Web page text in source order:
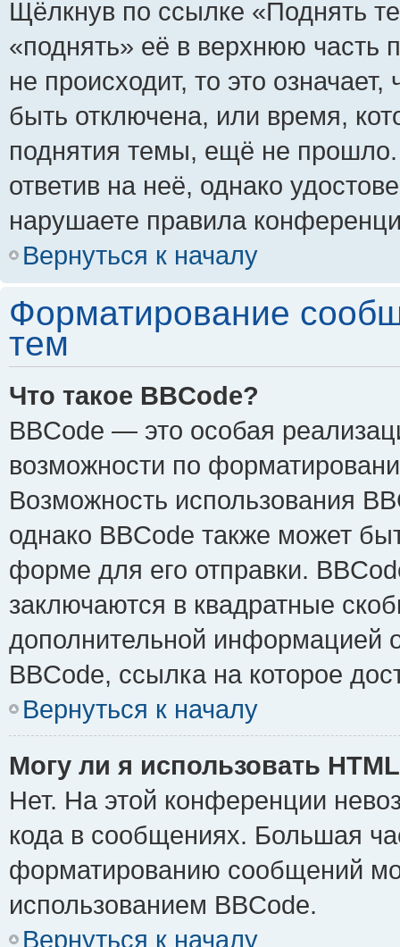
Щёлкнув по ссылке «Поднять
«поднять» её в верхнюю часть
не происходит, то это
быть отключена, или время,
поднятия темы, ещё не
ответив на неё, однако
нарушаете правила
Вернуться к началу
Форматирование
тем
Что такое BBCode?
BBCode — это особая
возможности по
Возможность использования
однако BBCode также может
форме для его отправки.
заключаются в квадратные
дополнительной информацией
BBCode, ссылка на которое
Вернуться к началу
Могу ли я использовать
Нет. На этой конференции
кода в сообщениях. Большая
форматированию сообщений
использованием BBCode.
Вернуться к началу